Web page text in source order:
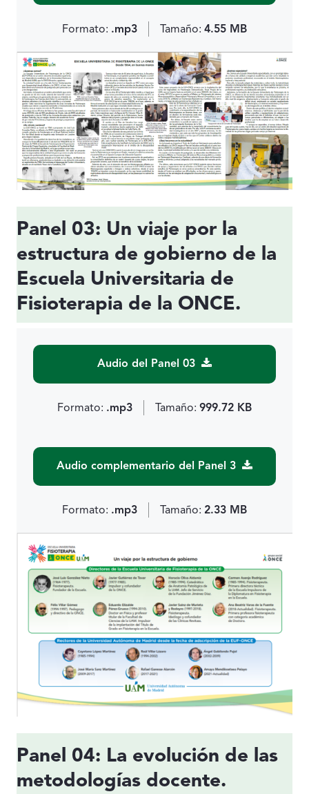
Formato: .mp3 Tamaño: 4.55 MB
Panel 03: Un viaje por la
estructura de gobierno de la
Escuela Universitaria de
Fisioterapia de la ONCE.
Audio del Panel 03
Formato: .mp3 Tamaño: 999.72 KB
Audio complementario del Panel 3
Formato: .mp3 Tamaño: 2.33 MB
Panel 04: La evolución de las
metodologías docente.